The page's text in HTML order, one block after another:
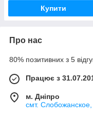
Купити
Про нас
80% позитивних з 5
Працює з
м. Дніпро
смт.